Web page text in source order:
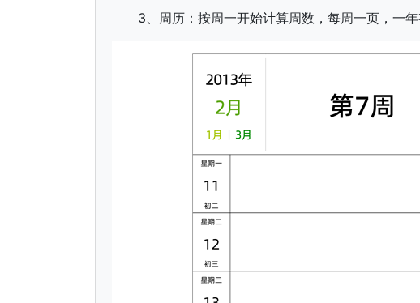
3、周历：按周一开始计算周数，每周一页，一年